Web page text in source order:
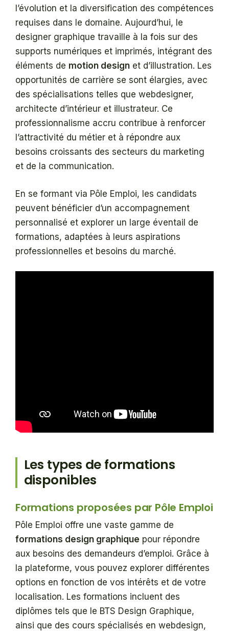
l’évolution et la diversification des compétences
requises dans le domaine. Aujourd’hui, le
designer graphique travaille à la fois sur des
supports numériques et imprimés, intégrant des
éléments de motion design et d’illustration. Les
opportunités de carrière se sont élargies, avec
des spécialisations telles que webdesigner,
architecte d’intérieur et illustrateur. Ce
professionnalisme accru contribue à renforcer
l’attractivité du métier et à répondre aux
besoins croissants des secteurs du marketing
et de la communication.
En se formant via Pôle Emploi, les candidats
peuvent bénéficier d’un accompagnement
personnalisé et explorer un large éventail de
formations, adaptées à leurs aspirations
professionnelles et besoins du marché.
Les types de formations
disponibles
Formations proposées par Pôle Emploi
Pôle Emploi offre une vaste gamme de
formations design graphique pour répondre
aux besoins des demandeurs d’emploi. Grâce à
la plateforme, vous pouvez explorer différentes
options en fonction de vos intérêts et de votre
localisation. Les formations incluent des
diplômes tels que le BTS Design Graphique,
ainsi que des cours spécialisés en webdesign,